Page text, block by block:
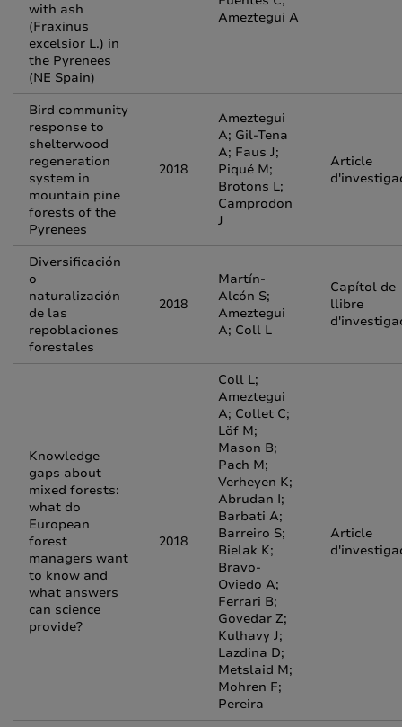
with ash
(Fraxinus
excelsior L.) in
the Pyrenees
(NE Spain)
Ameztegui A
Bird community
response to
shelterwood
regeneration
system in
mountain pine
forests of the
Pyrenees
2018
Ameztegui
A; Gil-Tena
A; Faus J;
Piqué M;
Brotons L;
Camprodon
J
Article
Diversificación
o
naturalización
de las
repoblaciones
forestales
2018
Martín-
Alcón S;
Ameztegui
A; Coll L
Capítol de
llibre
Knowledge
gaps about
mixed forests:
what do
European
forest
managers want
to know and
what answers
can science
provide?
2018
Coll L;
Ameztegui
A; Collet C;
Löf M;
Mason B;
Pach M;
Verheyen K;
Abrudan I;
Barbati A;
Barreiro S;
Bielak K;
Bravo-
Oviedo A;
Ferrari B;
Govedar Z;
Kulhavy J;
Lazdina D;
Metslaid M;
Mohren F;
Pereira
Article